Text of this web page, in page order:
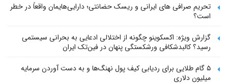
تحریم صرافی های ایرانی و ریسک حضانتی؛ دارایی‌هایمان واقعاً در خطر
است؟
گزارش ویژه: اکسکوینو چگونه از اختلالی ادعایی به بحرانی سیستمی
رسید؟ کالبدشکافی ورشکستگی پنهان در فین‌تک ایران
۵ گام طلایی برای ردیابی کیف پول‌ نهنگ‌ها و به دست آوردن سرمایه
میلیون دلاری